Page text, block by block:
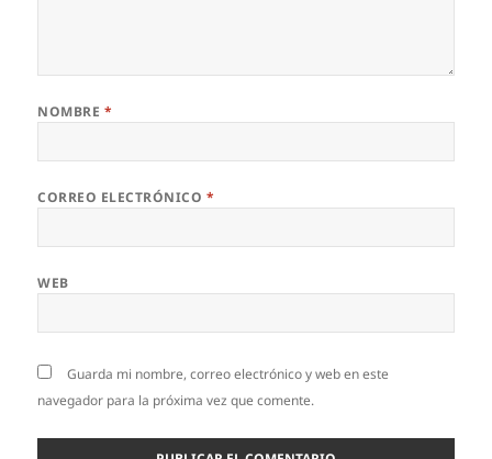
NOMBRE *
CORREO ELECTRÓNICO *
WEB
Guarda mi nombre, correo electrónico y web en este
navegador para la próxima vez que comente.